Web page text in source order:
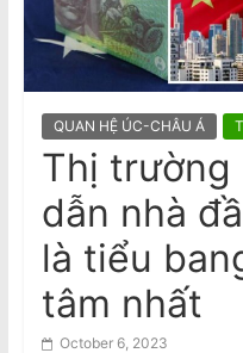
a
m
s
N
e
w
s
p
nữ gốc
giúp
QUAN HỆ ÚC-CHÂU Á
Thị trường
dẫn nhà
là tiểu
tâm nhất
October 6, 2023